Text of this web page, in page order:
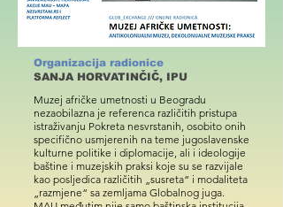
Organizacija radionice
SANJA HORVATINČIČ, IPU
Muzej afričke umetnosti u Beogradu
nezaobilazna je referenca različitih pristupa
istraživanju Pokreta nesvrstanih, osobito onih
specifično usmjerenih na teme jugoslavenske
kulturne politike i diplomacije, ali i ideologije
baštine i muzejskih praksi koje su se razvijale
kao posljedica različitih „susreta“ i modaliteta
„razmjene“ sa zemljama Globalnog juga.